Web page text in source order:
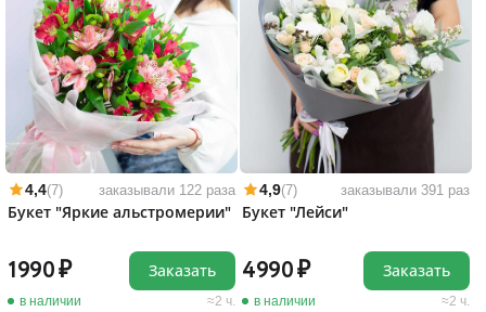
4,4(7) заказывали 122 раза
Букет "Яркие альстромерии"
1990
в наличии 2 ч.
Заказать
4,9(7) заказывали 391 раз
Букет "Лейси"
4990
в наличии 2 ч.
Заказать